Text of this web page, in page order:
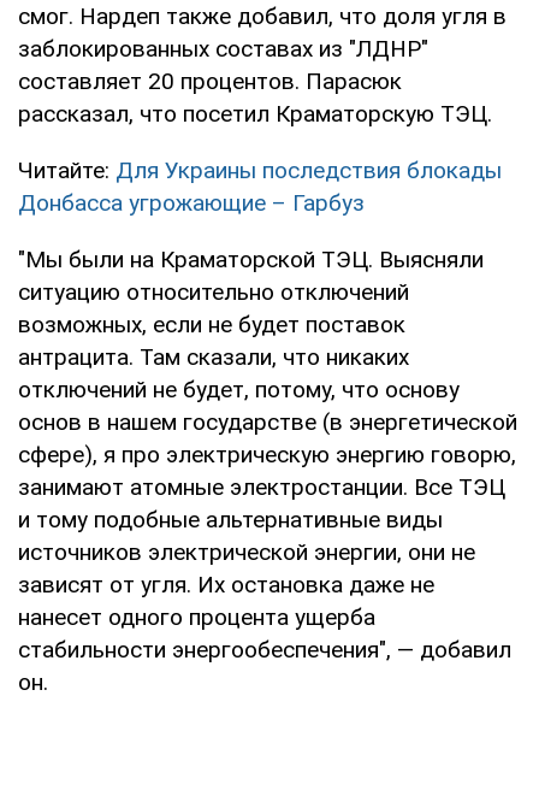
смог. Нардеп также добавил, что доля угля в
заблокированных составах из "ЛДНР"
составляет 20 процентов. Парасюк
рассказал, что посетил Краматорскую ТЭЦ.
Читайте: Для Украины последствия блокады
Донбасса угрожающие – Гарбуз
"Мы были на Краматорской ТЭЦ. Выясняли
ситуацию относительно отключений
возможных, если не будет поставок
антрацита. Там сказали, что никаких
отключений не будет, потому, что основу
основ в нашем государстве (в энергетической
сфере), я про электрическую энергию говорю,
занимают атомные электростанции. Все ТЭЦ
и тому подобные альтернативные виды
источников электрической энергии, они не
зависят от угля. Их остановка даже не
нанесет одного процента ущерба
стабильности энергообеспечения", — добавил
он.